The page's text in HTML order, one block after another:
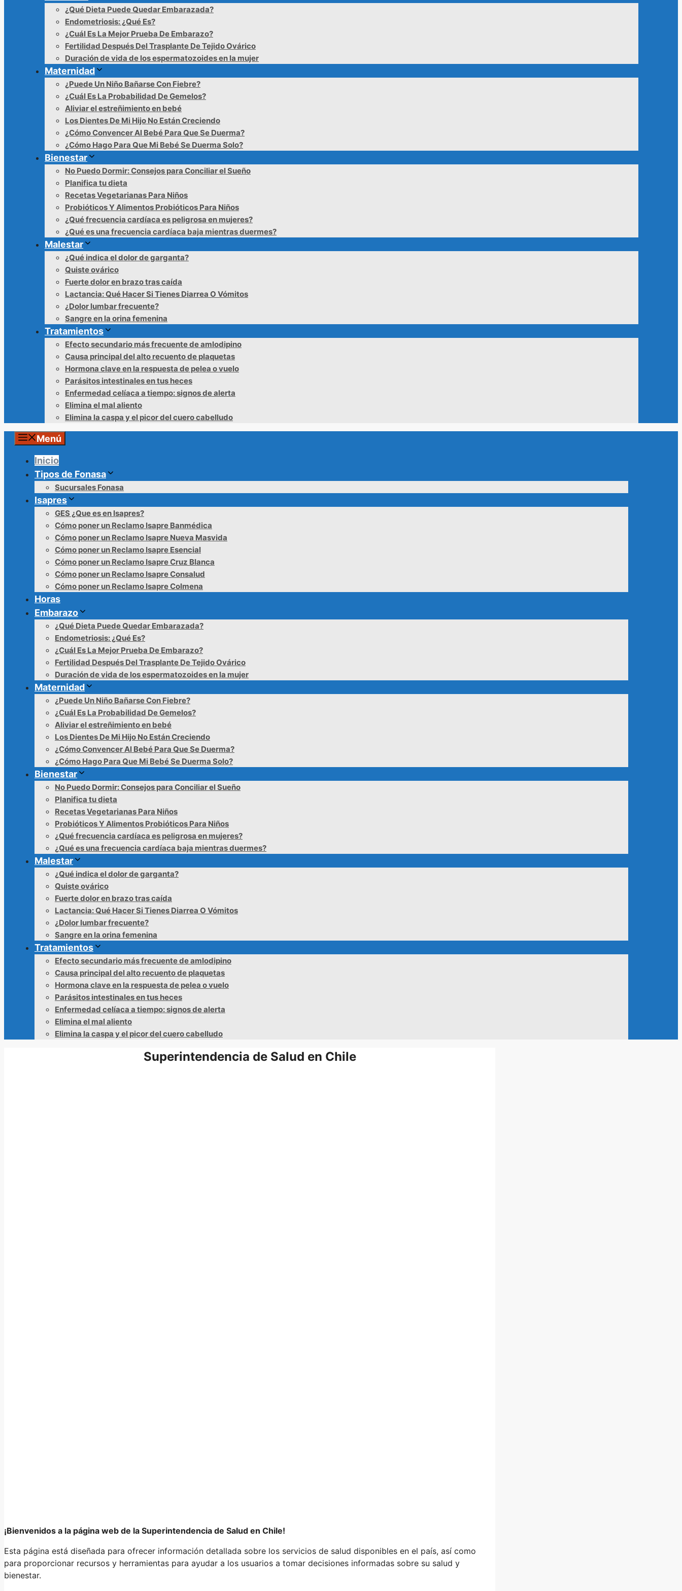
¿Qué Dieta Puede Quedar Embarazada?
Endometriosis: ¿Qué Es?
¿Cuál Es La Mejor Prueba De Embarazo?
Fertilidad Después Del Trasplante De Tejido Ovárico
Duración de vida de los espermatozoides en la mujer
Maternidad
¿Puede Un Niño Bañarse Con Fiebre?
¿Cuál Es La Probabilidad De Gemelos?
Aliviar el estreñimiento en bebé
Los Dientes De Mi Hijo No Están Creciendo
¿Cómo Convencer Al Bebé Para Que Se Duerma?
¿Cómo Hago Para Que Mi Bebé Se Duerma Solo?
Bienestar
No Puedo Dormir: Consejos para Conciliar el Sueño
Planifica tu dieta
Recetas Vegetarianas Para Niños
Probióticos Y Alimentos Probióticos Para Niños
¿Qué frecuencia cardíaca es peligrosa en mujeres?
¿Qué es una frecuencia cardíaca baja mientras duermes?
Malestar
¿Qué indica el dolor de garganta?
Quiste ovárico
Fuerte dolor en brazo tras caída
Lactancia: Qué Hacer Si Tienes Diarrea O Vómitos
¿Dolor lumbar frecuente?
Sangre en la orina femenina
Tratamientos
Efecto secundario más frecuente de amlodipino
Causa principal del alto recuento de plaquetas
Hormona clave en la respuesta de pelea o vuelo
Parásitos intestinales en tus heces
Enfermedad celíaca a tiempo: signos de alerta
Elimina el mal aliento
Elimina la caspa y el picor del cuero cabelludo
Menú
Inicio
Tipos de Fonasa
Sucursales Fonasa
Isapres
GES ¿Que es en Isapres?
Cómo poner un Reclamo Isapre Banmédica
Cómo poner un Reclamo Isapre Nueva Masvida
Cómo poner un Reclamo Isapre Esencial
Cómo poner un Reclamo Isapre Cruz Blanca
Cómo poner un Reclamo Isapre Consalud
Cómo poner un Reclamo Isapre Colmena
Horas
Embarazo
¿Qué Dieta Puede Quedar Embarazada?
Endometriosis: ¿Qué Es?
¿Cuál Es La Mejor Prueba De Embarazo?
Fertilidad Después Del Trasplante De Tejido Ovárico
Duración de vida de los espermatozoides en la mujer
Maternidad
¿Puede Un Niño Bañarse Con Fiebre?
¿Cuál Es La Probabilidad De Gemelos?
Aliviar el estreñimiento en bebé
Los Dientes De Mi Hijo No Están Creciendo
¿Cómo Convencer Al Bebé Para Que Se Duerma?
¿Cómo Hago Para Que Mi Bebé Se Duerma Solo?
Bienestar
No Puedo Dormir: Consejos para Conciliar el Sueño
Planifica tu dieta
Recetas Vegetarianas Para Niños
Probióticos Y Alimentos Probióticos Para Niños
¿Qué frecuencia cardíaca es peligrosa en mujeres?
¿Qué es una frecuencia cardíaca baja mientras duermes?
Malestar
¿Qué indica el dolor de garganta?
Quiste ovárico
Fuerte dolor en brazo tras caída
Lactancia: Qué Hacer Si Tienes Diarrea O Vómitos
¿Dolor lumbar frecuente?
Sangre en la orina femenina
Tratamientos
Efecto secundario más frecuente de amlodipino
Causa principal del alto recuento de plaquetas
Hormona clave en la respuesta de pelea o vuelo
Parásitos intestinales en tus heces
Enfermedad celíaca a tiempo: signos de alerta
Elimina el mal aliento
Elimina la caspa y el picor del cuero cabelludo
Superintendencia de Salud en Chile
¡Bienvenidos a la página web de la Superintendencia de Salud en Chile!
Esta página está diseñada para ofrecer información detallada sobre los servicios de salud disponibles en el país, así como
para proporcionar recursos y herramientas para ayudar a los usuarios a tomar decisiones informadas sobre su salud y
bienestar.